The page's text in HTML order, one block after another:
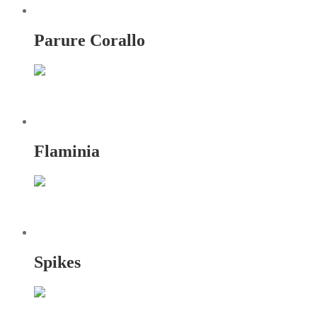
Parure Corallo
Flaminia
Spikes